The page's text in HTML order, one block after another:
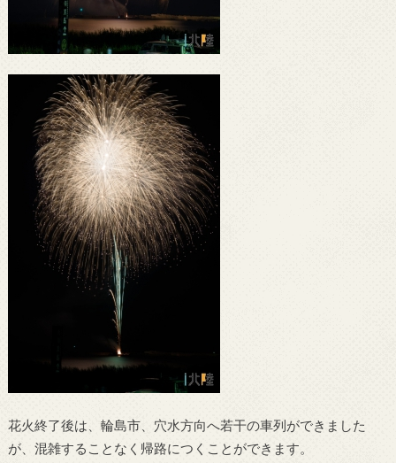
花火終了後は、輪島市、穴水方向へ若干の車列ができました
が、混雑することなく帰路につくことができます。